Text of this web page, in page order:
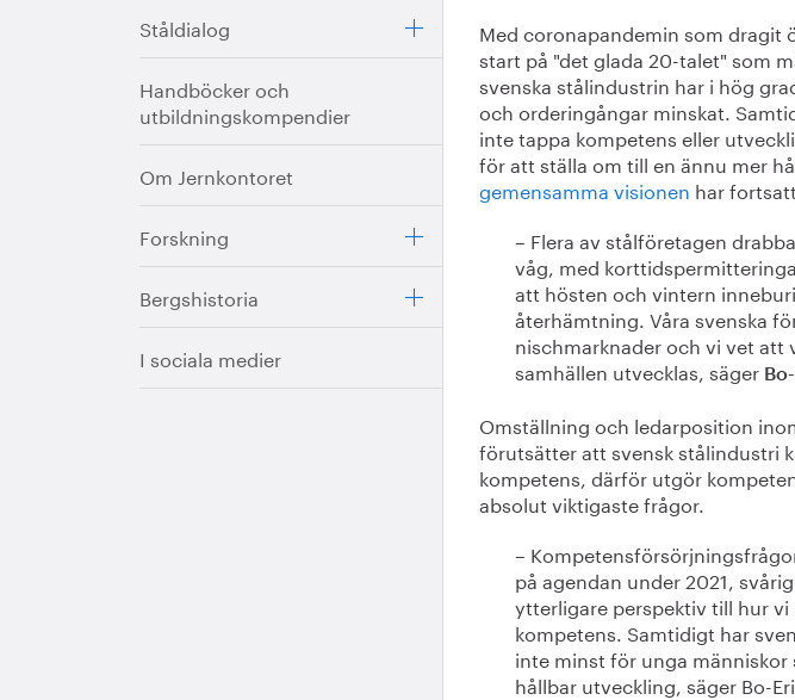
Ståldialog
Handböcker och
utbildningskompendier
Om Jernkontoret
Forskning
Bergshistoria
I sociala medier
Med coronapandemin som dragit
start på "det glada 20-talet" som
svenska stålindustrin har i hög
och orderingångar minskat.
inte tappa kompetens eller
för att ställa om till en ännu mer
gemensamma visionen har
– Flera av stålföretagen
våg, med
att hösten och vintern
återhämtning. Våra svenska
nischmarknader och vi vet
samhällen utvecklas, säger
Omställning och ledarposition
förutsätter att svensk stålindustri
kompetens, därför utgör
absolut viktigaste frågor.
–
på agendan under 2021,
ytterligare perspektiv till hur vi
kompetens. Samtidigt har
inte minst för unga
hållbar utveckling, säger Bo-